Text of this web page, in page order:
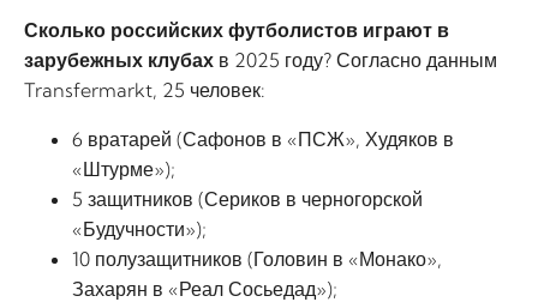
Сколько российских футболистов играют в
зарубежных клубах в 2025 году? Согласно данным
Transfermarkt, 25 человек:
6 вратарей (Сафонов в «ПСЖ», Худяков в
«Штурме»);
5 защитников (Сериков в черногорской
«Будучности»);
10 полузащитников (Головин в «Монако»,
Захарян в «Реал Сосьедад»);